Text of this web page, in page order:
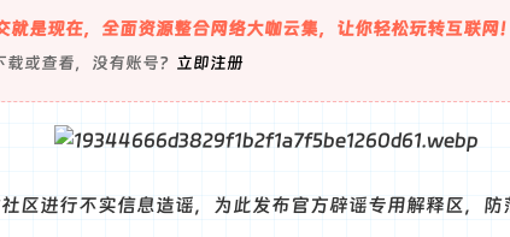
就是现在，全面资源整合网络大咖云集，让你轻松玩转互联网！
载或查看，没有账号？ 立即注册
区进行不实信息造谣，为此发布官方辟谣专用解释区，防